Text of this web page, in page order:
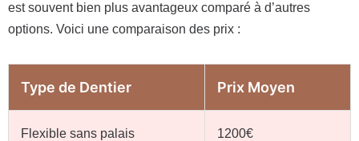
est souvent bien plus avantageux comparé à d’autres
options. Voici une comparaison des prix :
Type de Dentier Prix Moyen
Flexible sans palais 1200€